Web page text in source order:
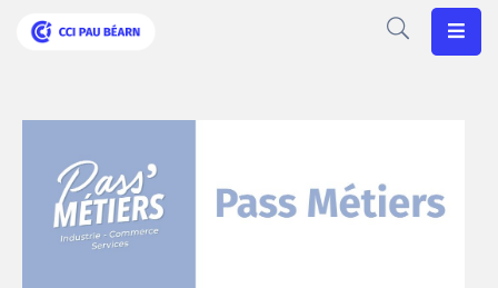
CCI
Besoins